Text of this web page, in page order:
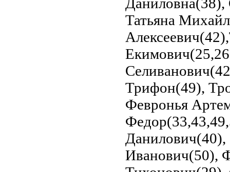
Татьяна
Трифон(49),
Февронья
Иванович(50),